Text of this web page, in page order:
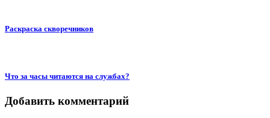
Раскраска скворечников
Что за часы читаются на службах?
Добавить комментарий